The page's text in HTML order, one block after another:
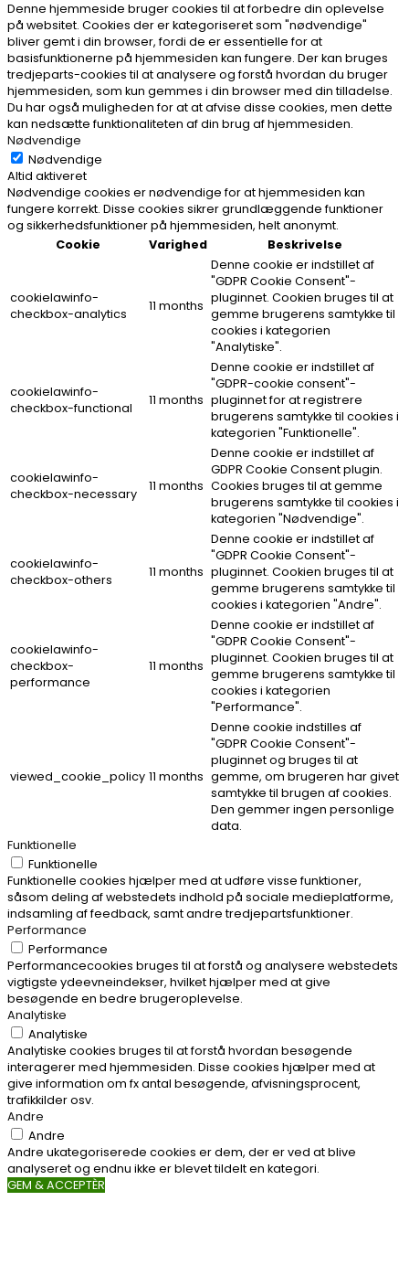
Denne hjemmeside bruger cookies til at forbedre din oplevelse
på websitet. Cookies der er kategoriseret som "nødvendige"
bliver gemt i din browser, fordi de er essentielle for at
basisfunktionerne på hjemmesiden kan fungere. Der kan bruges
tredjeparts-cookies til at analysere og forstå hvordan du bruger
hjemmesiden, som kun gemmes i din browser med din tilladelse.
Du har også muligheden for at at afvise disse cookies, men dette
kan nedsætte funktionaliteten af din brug af hjemmesiden.
Nødvendige
Nødvendige
Altid aktiveret
Nødvendige cookies er nødvendige for at hjemmesiden kan
fungere korrekt. Disse cookies sikrer grundlæggende funktioner
og sikkerhedsfunktioner på hjemmesiden, helt anonymt.
Cookie
Varighed Beskrivelse
cookielawinfo-
checkbox-analytics
11 months
Denne cookie er indstillet af
"GDPR Cookie Consent"-
pluginnet. Cookien bruges til at
gemme brugerens samtykke til
cookies i kategorien
"Analytiske".
cookielawinfo-
checkbox-functional
11 months
Denne cookie er indstillet af
"GDPR-cookie consent"-
pluginnet for at registrere
brugerens samtykke til cookies i
kategorien "Funktionelle".
cookielawinfo-
checkbox-necessary
11 months
Denne cookie er indstillet af
GDPR Cookie Consent plugin.
Cookies bruges til at gemme
brugerens samtykke til cookies i
kategorien "Nødvendige".
cookielawinfo-
checkbox-others
11 months
Denne cookie er indstillet af
"GDPR Cookie Consent"-
pluginnet. Cookien bruges til at
gemme brugerens samtykke til
cookies i kategorien "Andre".
cookielawinfo-
checkbox-
performance
11 months
Denne cookie er indstillet af
"GDPR Cookie Consent"-
pluginnet. Cookien bruges til at
gemme brugerens samtykke til
cookies i kategorien
"Performance".
viewed_cookie_policy 11 months
Denne cookie indstilles af
"GDPR Cookie Consent"-
pluginnet og bruges til at
gemme, om brugeren har givet
samtykke til brugen af ​​cookies.
Den gemmer ingen personlige
data.
Funktionelle
Funktionelle
Funktionelle cookies hjælper med at udføre visse funktioner,
såsom deling af webstedets indhold på sociale medieplatforme,
indsamling af feedback, samt andre tredjepartsfunktioner.
Performance
Performance
Performancecookies bruges til at forstå og analysere webstedets
vigtigste ydeevneindekser, hvilket hjælper med at give
besøgende en bedre brugeroplevelse.
Analytiske
Analytiske
Analytiske cookies bruges til at forstå hvordan besøgende
interagerer med hjemmesiden. Disse cookies hjælper med at
give information om fx antal besøgende, afvisningsprocent,
trafikkilder osv.
Andre
Andre
Andre ukategoriserede cookies er dem, der er ved at blive
analyseret og endnu ikke er blevet tildelt en kategori.
GEM & ACCEPTÈR